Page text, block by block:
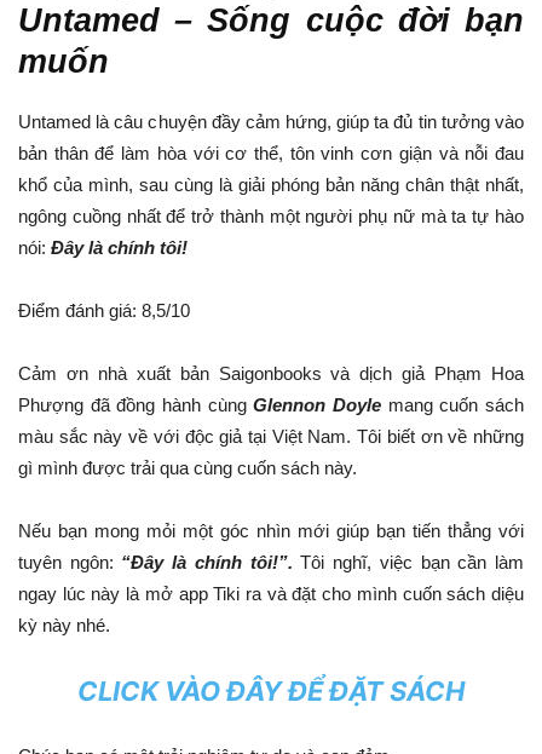
Untamed – Sống cuộc đời bạn
muốn
Untamed là câu chuyện đầy cảm hứng, giúp ta đủ tin tưởng vào
bản thân để làm hòa với cơ thể, tôn vinh cơn giận và nỗi đau
khổ của mình, sau cùng là giải phóng bản năng chân thật nhất,
ngông cuồng nhất để trở thành một người phụ nữ mà ta tự hào
nói: Đây là chính tôi!
Điểm đánh giá: 8,5/10
Cảm ơn nhà xuất bản Saigonbooks và dịch giả Phạm Hoa
Phượng đã đồng hành cùngGlennon Doyle mang cuốn sách
màu sắc này về với độc giả tại Việt Nam. Tôi biết ơn về những
gì mình được trải qua cùng cuốn sách này.
Nếu bạn mong mỏi một góc nhìn mới giúp bạn tiến thẳng với
tuyên ngôn: “Đây là chính tôi!”. Tôi nghĩ, việc bạn cần làm
ngay lúc này là mở app Tiki ra và đặt cho mình cuốn sách diệu
kỳ này nhé.
CLICK VÀO ĐÂY ĐỂ ĐẶT SÁCH